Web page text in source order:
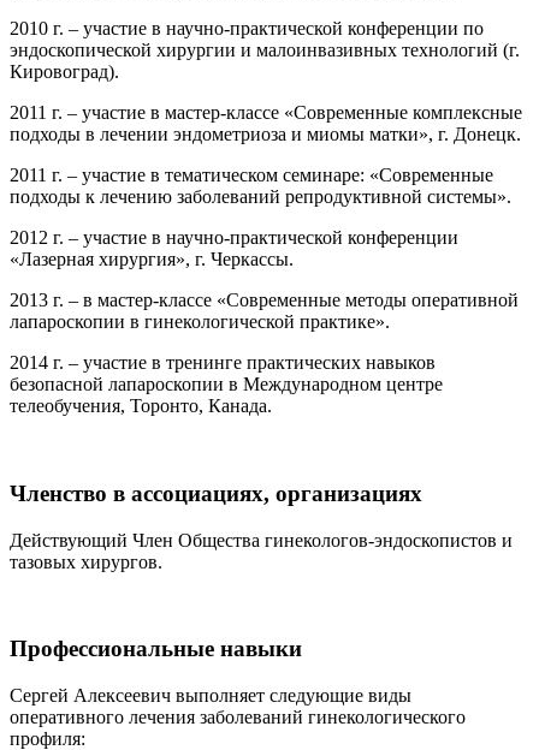
2010 г. – участие в научно-практической конференции по
эндоскопической хирургии и малоинвазивных технологий (г.
Кировоград).
2011 г. – участие в мастер-классе «Современные комплексные
подходы в лечении эндометриоза и миомы матки», г. Донецк.
2011 г. – участие в тематическом семинаре: «Современные
подходы к лечению заболеваний репродуктивной системы».
2012 г. – участие в научно-практической конференции
«Лазерная хирургия», г. Черкассы.
2013 г. – в мастер-классе «Современные методы оперативной
лапароскопии в гинекологической практике».
2014 г. – участие в тренинге практических навыков
безопасной лапароскопии в Международном центре
телеобучения, Торонто, Канада.
Членство в ассоциациях, организациях
Действующий Член Общества гинекологов-эндоскопистов и
тазовых хирургов.
Профессиональные навыки
Сергей Алексеевич выполняет следующие виды
оперативного лечения заболеваний гинекологического
профиля: